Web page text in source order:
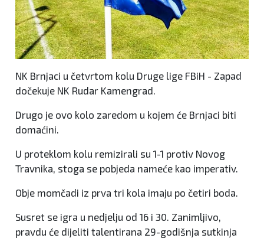
NK Brnjaci u četvrtom kolu Druge lige FBiH - Zapad
dočekuje NK Rudar Kamengrad.
Drugo je ovo kolo zaredom u kojem će Brnjaci biti
domaćini.
U proteklom kolu remizirali su 1-1 protiv Novog
Travnika, stoga se pobjeda nameće kao imperativ.
Obje momčadi iz prva tri kola imaju po četiri boda.
Susret se igra u nedjelju od 16 i 30. Zanimljivo,
pravdu će dijeliti talentirana 29-godišnja sutkinja